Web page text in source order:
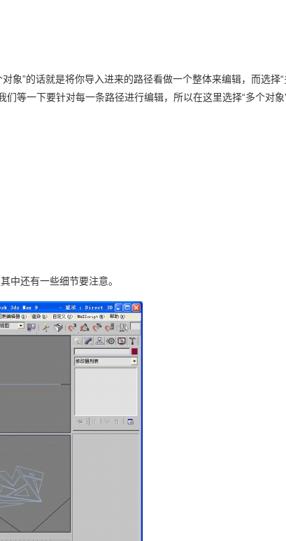
象”的话就是将你导入进来的路径看做一个整体来编辑，而选择“
们等一下要针对每一条路径进行编辑，所以在这里选择“多个对象
中还有一些细节要注意。